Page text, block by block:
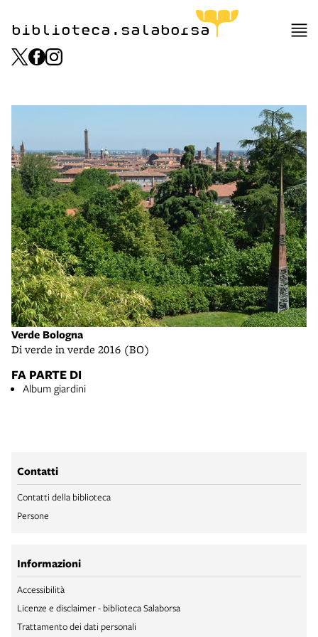
biblioteca.salaborsa
Verde Bologna
Di verde in verde 2016 (BO)
FA PARTE DI
Album giardini
Contatti
Contatti della biblioteca
Persone
Informazioni
Accessibilità
Licenze e disclaimer - biblioteca Salaborsa
Trattamento dei dati personali